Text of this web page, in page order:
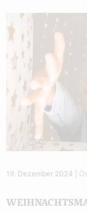
19. Dezember 2024